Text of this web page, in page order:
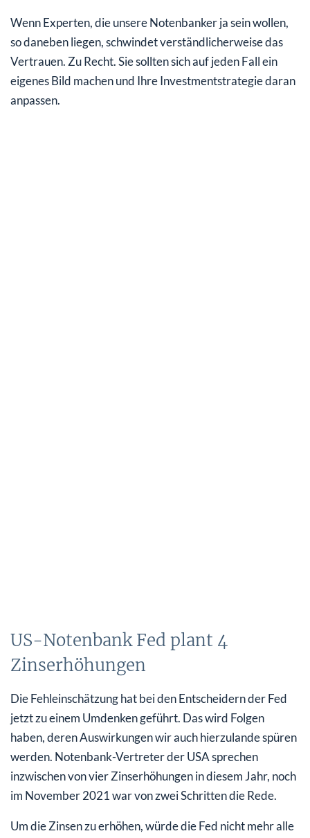
Wenn Experten, die unsere Notenbanker ja sein wollen,
so daneben liegen, schwindet verständlicherweise das
Vertrauen. Zu Recht. Sie sollten sich auf jeden Fall ein
eigenes Bild machen und Ihre Investmentstrategie daran
anpassen.
US-Notenbank Fed plant 4
Zinserhöhungen
Die Fehleinschätzung hat bei den Entscheidern der Fed
jetzt zu einem Umdenken geführt. Das wird Folgen
haben, deren Auswirkungen wir auch hierzulande spüren
werden. Notenbank-Vertreter der USA sprechen
inzwischen von vier Zinserhöhungen in diesem Jahr, noch
im November 2021 war von zwei Schritten die Rede.
Um die Zinsen zu erhöhen, würde die Fed nicht mehr alle